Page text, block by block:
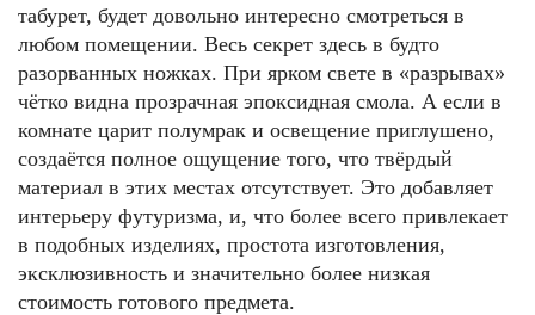
табурет, будет довольно интересно смотреться в
любом помещении. Весь секрет здесь в будто
разорванных ножках. При ярком свете в «разрывах»
чётко видна прозрачная эпоксидная смола. А если в
комнате царит полумрак и освещение приглушено,
создаётся полное ощущение того, что твёрдый
материал в этих местах отсутствует. Это добавляет
интерьеру футуризма, и, что более всего привлекает
в подобных изделиях, простота изготовления,
эксклюзивность и значительно более низкая
стоимость готового предмета.